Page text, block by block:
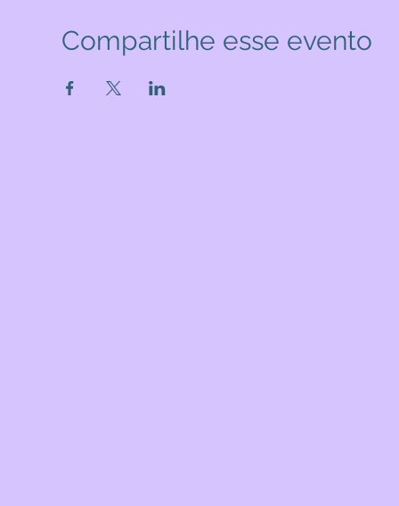
Compartilhe esse evento